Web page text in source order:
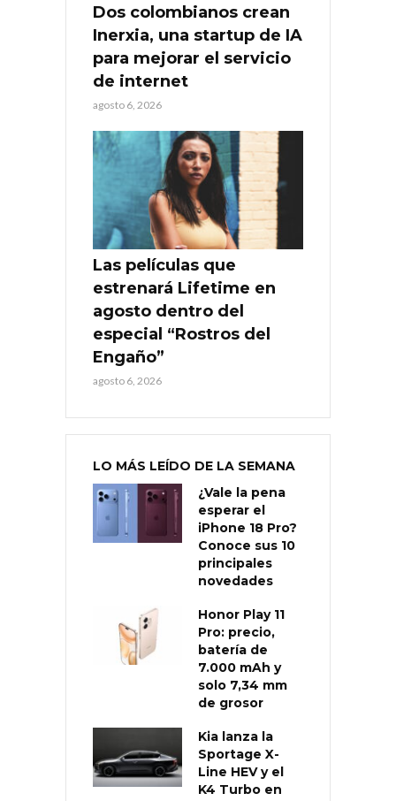
Dos colombianos crean
Inerxia, una startup de IA
para mejorar el servicio
de internet
agosto 6, 2026
Las películas que
estrenará Lifetime en
agosto dentro del
especial “Rostros del
Engaño”
agosto 6, 2026
LO MÁS LEÍDO DE LA SEMANA
¿Vale la pena
esperar el
iPhone 18 Pro?
Conoce sus 10
principales
novedades
Honor Play 11
Pro: precio,
batería de
7.000 mAh y
solo 7,34 mm
de grosor
Kia lanza la
Sportage X-
Line HEV y el
K4 Turbo en